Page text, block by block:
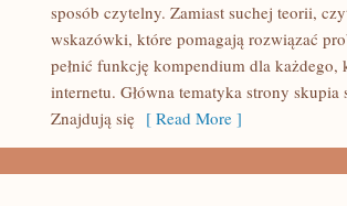
REGULACJE
INTERNECIE
sposób czytelny. Zamiast suchej teorii,
wskazówki, które pomagają rozwiązać
pełnić funkcję kompendium dla
internetu. Główna tematyka strony
Znajdują się [ Read More ]